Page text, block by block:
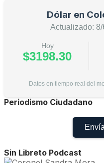
Dólar en
Actualizado: 8/
Hoy
$3198.30
Datos en tiempo real del
Periodismo Ciudadano
Sin Libreto Podcast